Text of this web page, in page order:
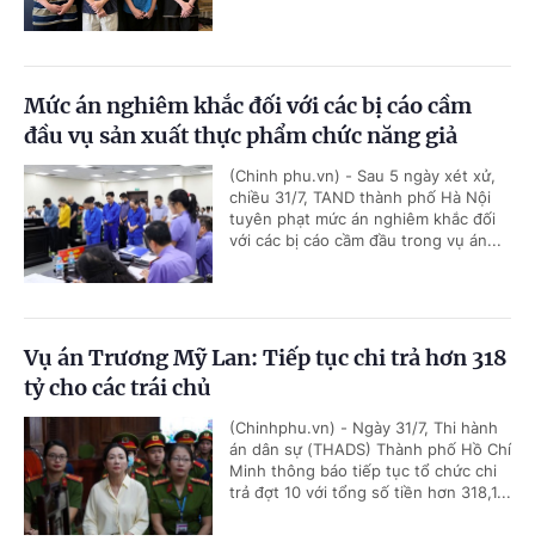
Mức án nghiêm khắc đối với các bị cáo cầm
đầu vụ sản xuất thực phẩm chức năng giả
(Chinh phu.vn) - Sau 5 ngày xét xử,
chiều 31/7, TAND thành phố Hà Nội
tuyên phạt mức án nghiêm khắc đối
với các bị cáo cầm đầu trong vụ án...
Vụ án Trương Mỹ Lan: Tiếp tục chi trả hơn 318
tỷ cho các trái chủ
(Chinhphu.vn) - Ngày 31/7, Thi hành
án dân sự (THADS) Thành phố Hồ Chí
Minh thông báo tiếp tục tổ chức chi
trả đợt 10 với tổng số tiền hơn 318,1...